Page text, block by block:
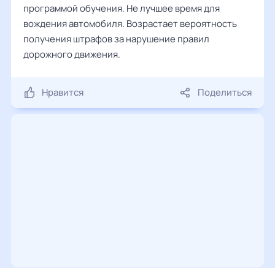
программой обучения. Не лучшее время для
вождения автомобиля. Возрастает вероятность
получения штрафов за нарушение правил
дорожного движения.
Нравится Поделиться